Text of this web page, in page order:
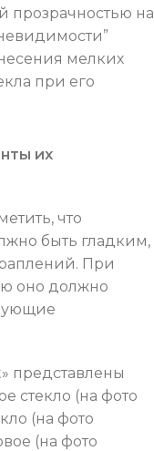
прозрачностью на
мелких
при его
их
что
быть гладким,
При
оно должно
представлены
стекло (на фото
(на фото
(на фото